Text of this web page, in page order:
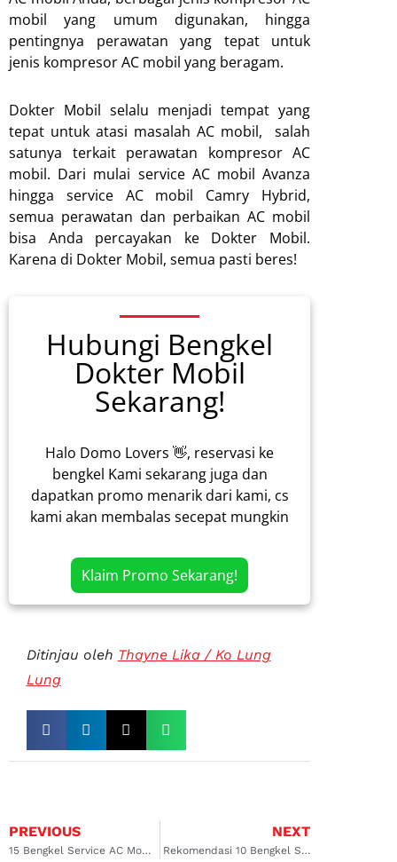
mobil yang umum digunakan, hingga
pentingnya perawatan yang tepat untuk
jenis kompresor AC mobil yang beragam.
Dokter Mobil selalu menjadi tempat yang
tepat untuk atasi masalah AC mobil, salah
satunya terkait perawatan kompresor AC
mobil. Dari mulai service AC mobil Avanza
hingga service AC mobil Camry Hybrid,
semua perawatan dan perbaikan AC mobil
bisa Anda percayakan ke Dokter Mobil.
Karena di Dokter Mobil, semua pasti beres!
Hubungi Bengkel
Dokter Mobil
Sekarang!
Halo Domo Lovers 👋, reservasi ke
bengkel Kami sekarang juga dan
dapatkan promo menarik dari kami, cs
kami akan membalas secepat mungkin
Klaim Promo Sekarang!
Ditinjau oleh Thayne Lika / Ko Lung
Lung
PREVIOUS
15 Bengkel Service AC Mobil Mazda Paling Recommended di Jabodetabek
NEXT
Rekomendasi 10 Bengkel Service AC Mobil Mitsubishi Terdekat dan Terpercaya